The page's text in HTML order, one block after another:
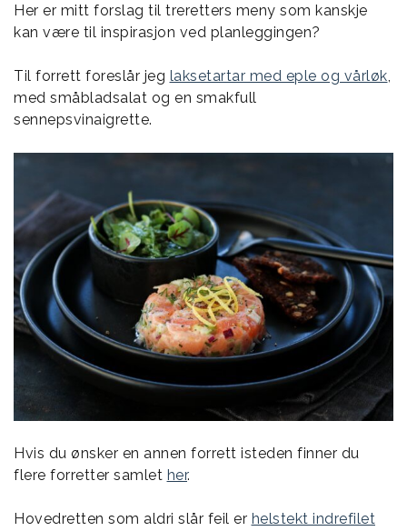
Her er mitt forslag til treretters meny som kanskje
kan være til inspirasjon ved planleggingen?
Til forrett foreslår jeg laksetartar med eple og vårløk
med småbladsalat og en smakfull
sennepsvinaigrette.
Hvis du ønsker en annen forrett isteden finner du
flere forretter samlet her.
Hovedretten som aldri slår feil er helstekt indrefilet